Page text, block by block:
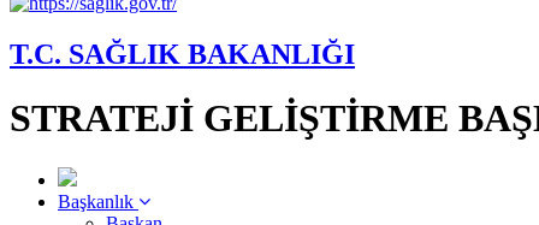
T.C. SAĞLIK BAKANLIĞI
STRATEJİ GELİŞTİRME
Başkanlık